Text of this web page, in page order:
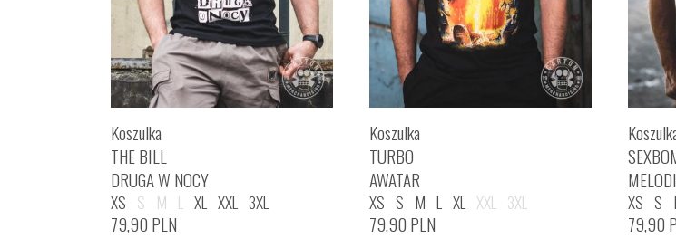
Koszulka
THE BILL
DRUGA W NOCY
XS S M L XL XXL 3XL
79,90 PLN
Koszulka
TURBO
AWATAR
XS S M L XL XXL 3XL
79,90 PLN
XS S
79,90